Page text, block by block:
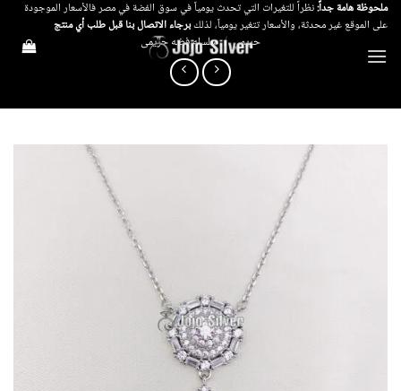
تخطي
للمحتوى
ملحوظة هامة جداً:نظراً للتغيرات التي تحدث يومياً في سوق الفضة في مصر فالأسعار الموجودة
على الموقع غير محدثة، والأسعار تتغير يومياً، لذلكبرجاء الاتصال بنا قبل طلب أي منتج
حريمي / سلسله فضه حريمى